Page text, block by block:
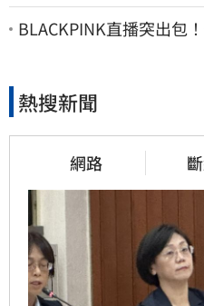
看22元 目標價至1000元
BLACKPINK直播突出包
熱搜新聞
網路